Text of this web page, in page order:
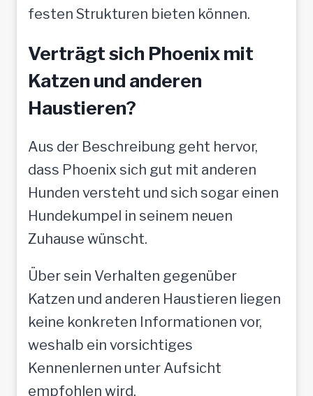
festen Strukturen bieten können.
Verträgt sich Phoenix mit
Katzen und anderen
Haustieren?
Aus der Beschreibung geht hervor,
dass Phoenix sich gut mit anderen
Hunden versteht und sich sogar einen
Hundekumpel in seinem neuen
Zuhause wünscht.
Über sein Verhalten gegenüber
Katzen und anderen Haustieren liegen
keine konkreten Informationen vor,
weshalb ein vorsichtiges
Kennenlernen unter Aufsicht
empfohlen wird.